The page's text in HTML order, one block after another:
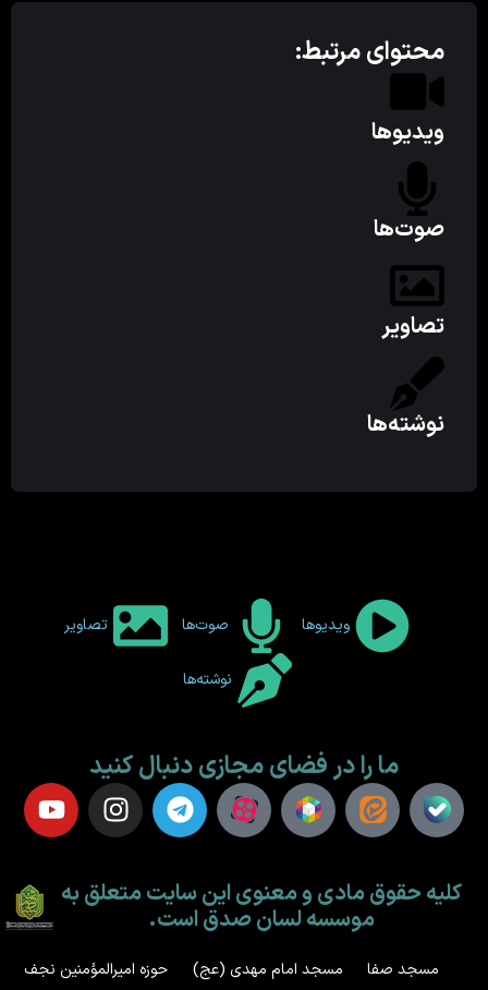
محتوای مرتبط:
ویدیوها
صوت‌ها
تصاویر
نوشته‌ها
ویدیوها صوت‌ها تصاویر
نوشته‌ها
ما را در فضای مجازی دنبال کنید
کلیه حقوق مادی و معنوی این سایت متعلق به
موسسه لسان صدق است.
مسجد صفا مسجد امام مهدی (عج)
حوزه امیرالمؤمنین نجف